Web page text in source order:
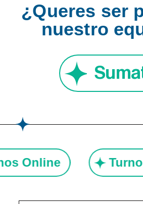
¿Queres ser
nuestro
Online